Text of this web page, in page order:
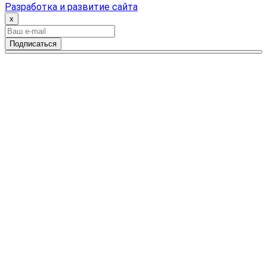
Разработка и развитие сайта
x